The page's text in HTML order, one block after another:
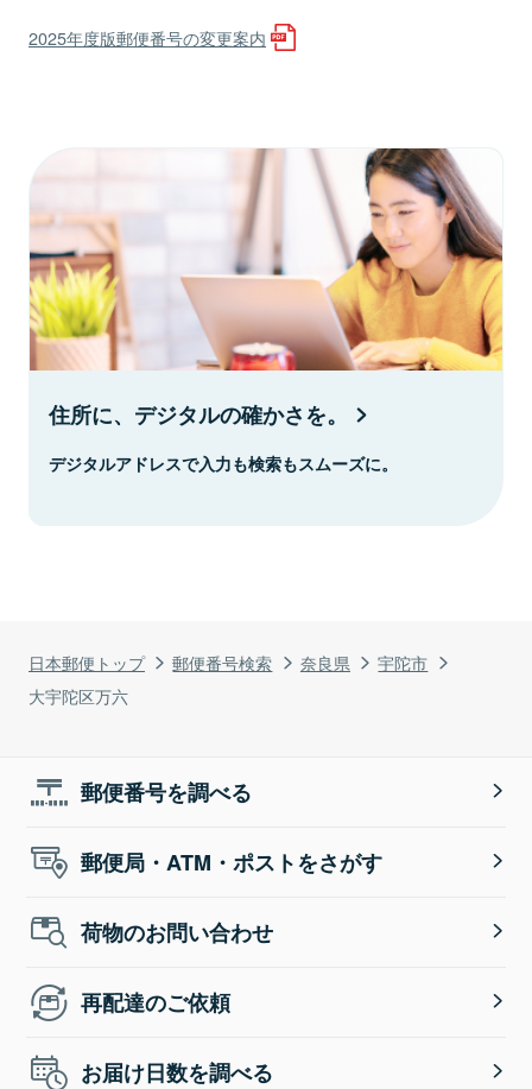
日本郵便トップ 郵便番号検索 奈良県
宇陀市
大宇陀区万六
2025年度版郵便番号の変更案内
住所に、デジタルの確かさを。
デジタルアドレスで入力も検索もスムーズに。
郵便番号を調べる
郵便局・ATM・ポストをさがす
荷物のお問い合わせ
再配達のご依頼
お届け日数を調べる